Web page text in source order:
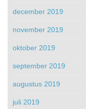
december 2019
november 2019
oktober 2019
september 2019
augustus 2019
juli 2019